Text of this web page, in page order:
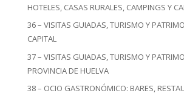
HOTELES, CASAS RURALES, CAMPINGS Y
36 – VISITAS GUIADAS, TURISMO Y
CAPITAL
37 – VISITAS GUIADAS, TURISMO Y
PROVINCIA DE HUELVA
38 – OCIO GASTRONÓMICO: BARES,